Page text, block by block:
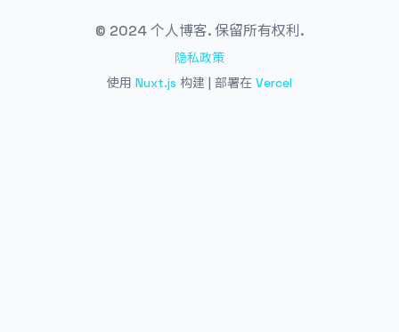
© 2024 个人博客. 保留所有权利.
隐私政策
使用 Nuxt.js 构建 | 部署在 Vercel